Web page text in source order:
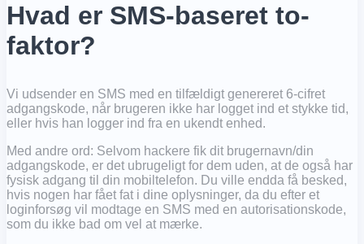
Hvad er SMS-baseret to-
faktor?
Vi udsender en SMS med en tilfældigt genereret 6-cifret
adgangskode, når brugeren ikke har logget ind et stykke tid,
eller hvis han logger ind fra en ukendt enhed.
Med andre ord: Selvom hackere fik dit brugernavn/din
adgangskode, er det ubrugeligt for dem uden, at de også har
fysisk adgang til din mobiltelefon. Du ville endda få besked,
hvis nogen har fået fat i dine oplysninger, da du efter et
loginforsøg vil modtage en SMS med en autorisationskode,
som du ikke bad om vel at mærke.